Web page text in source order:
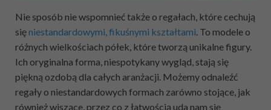
Nie sposób nie wspomnieć także o regałach, które cechują
sięniestandardowymi, fikuśnymi kształtami . To modele o
różnych wielkościach półek, które tworzą unikalne figury.
Ich oryginalna forma, niespotykany wygląd, stają się
piękną ozdobą dla całych aranżacji. Możemy odnaleźć
regały o niestandardowych formach zarówno stojące, jak
również wiszące, przez co z łatwością uda nam się